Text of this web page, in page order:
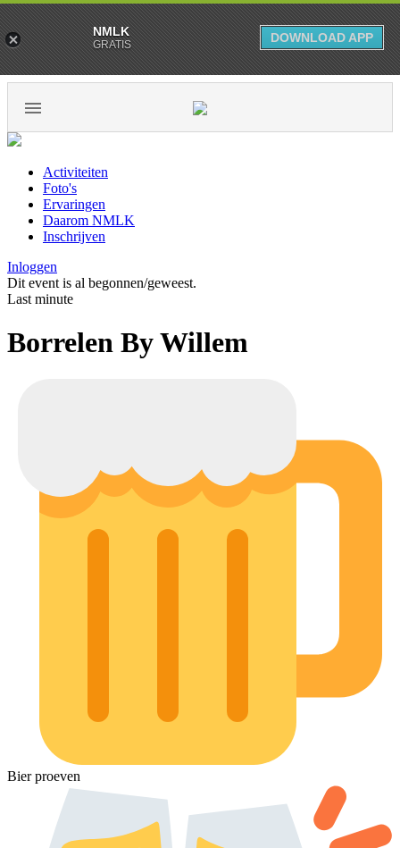
Activiteiten
Foto's
Ervaringen
Daarom NMLK
Inschrijven
Inloggen
Dit event is al begonnen/geweest.
Last minute
Borrelen By Willem
Bier proeven
NMLK
GRATIS DOWNLOAD APP